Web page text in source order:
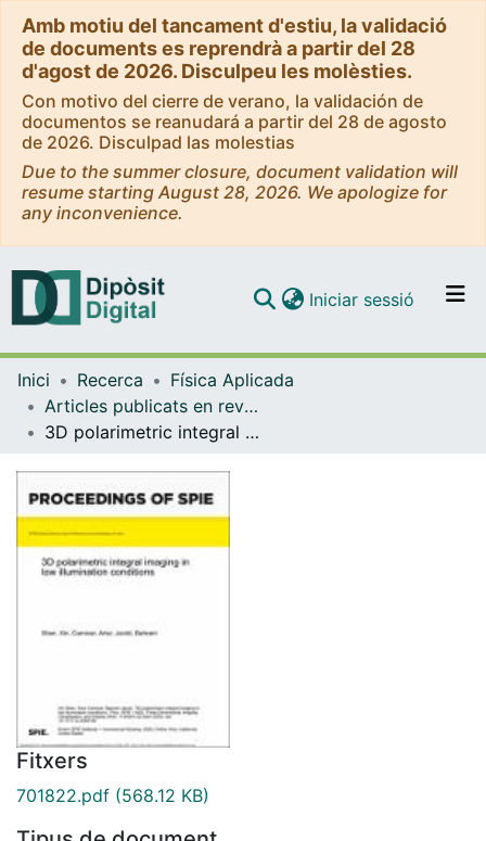
Amb motiu del tancament d'estiu, la validació
de documents es reprendrà a partir del 28
d'agost de 2026. Disculpeu les molèsties.
Con motivo del cierre de verano, la validación de
documentos se reanudará a partir del 28 de agosto
de 2026. Disculpad las molestias
Due to the summer closure, document validation will
resume starting August 28, 2026. We apologize for
any inconvenience.
Navega per tot el DD
Com publicar
Contacte
Iniciar sessió (current)
Inici Recerca
Física Aplicada
Articles publicats en revistes (Física Aplicada)
3D polarimetric integral imaging in low illumination conditions
Fitxers
701822.pdf (568.12 KB)